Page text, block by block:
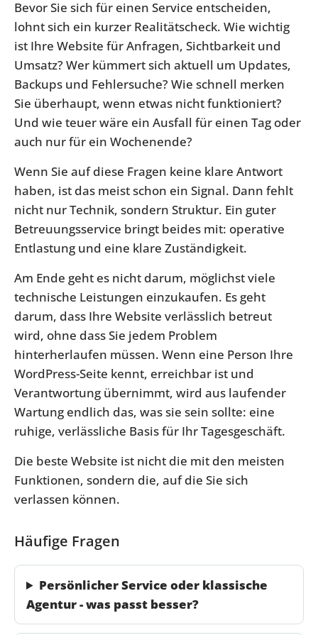
Bevor Sie sich für einen Service entscheiden,
lohnt sich ein kurzer Realitätscheck. Wie wichtig
ist Ihre Website für Anfragen, Sichtbarkeit und
Umsatz? Wer kümmert sich aktuell um Updates,
Backups und Fehlersuche? Wie schnell merken
Sie überhaupt, wenn etwas nicht funktioniert?
Und wie teuer wäre ein Ausfall für einen Tag oder
auch nur für ein Wochenende?
Wenn Sie auf diese Fragen keine klare Antwort
haben, ist das meist schon ein Signal. Dann fehlt
nicht nur Technik, sondern Struktur. Ein guter
Betreuungsservice bringt beides mit: operative
Entlastung und eine klare Zuständigkeit.
Am Ende geht es nicht darum, möglichst viele
technische Leistungen einzukaufen. Es geht
darum, dass Ihre Website verlässlich betreut
wird, ohne dass Sie jedem Problem
hinterherlaufen müssen. Wenn eine Person Ihre
WordPress-Seite kennt, erreichbar ist und
Verantwortung übernimmt, wird aus laufender
Wartung endlich das, was sie sein sollte: eine
ruhige, verlässliche Basis für Ihr Tagesgeschäft.
Die beste Website ist nicht die mit den meisten
Funktionen, sondern die, auf die Sie sich
verlassen können.
Häufige Fragen
Persönlicher Service oder klassische
Agentur - was passt besser?